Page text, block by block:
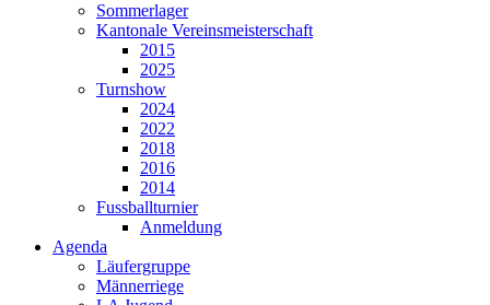
Sommerlager
Kantonale Vereinsmeisterschaft
2015
2025
Turnshow
2024
2022
2018
2016
2014
Fussballturnier
Anmeldung
Agenda
Läufergruppe
Männerriege